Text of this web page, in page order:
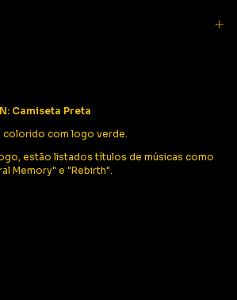
Camiseta Preta
colorido com logo verde.
estão listados títulos de músicas como
Memory" e "Rebirth".